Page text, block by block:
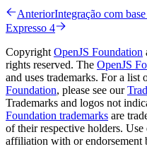
AnteriorIntegração com
Expresso 4
Copyright OpenJS Foundation
rights reserved. The OpenJS
and uses trademarks. For a list
Foundation, please see our
Trademarks and logos not
Foundation trademarks are
of their respective holders.
affiliation with or endorsement